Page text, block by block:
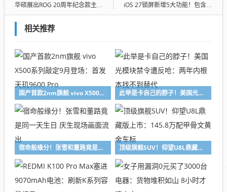
华硕展出ROG 20周年纪念款主板：可装9块M.2固态硬盘 iOS 27锁屏新增5大功能！包含国行iPhone唯一可用AI功能：千问支持
相关推荐
国产首款2nm旗舰 vivo X500系列敲定9月登场：首发天玑9600 Pro 此举是卡自己的脖子！美国光模块禁令遭反呛：两年内根本找不到替代
宿命般缘分！张雪和董路竟是同一天生日 庆生现场画面流出 顶级旗舰SUV！仰望U8L鼎藏版上市：145.8万配甲骨文黄金车标